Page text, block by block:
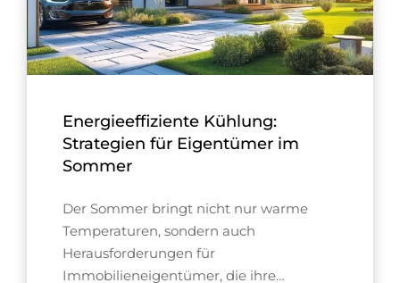
Energieeffiziente Kühlung:
Strategien für Eigentümer im
Sommer
Der Sommer bringt nicht nur warme
Temperaturen, sondern auch
Herausforderungen für
Immobilieneigentümer, die ihre…